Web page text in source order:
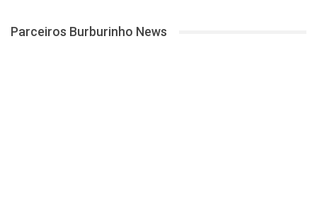
Parceiros Burburinho News